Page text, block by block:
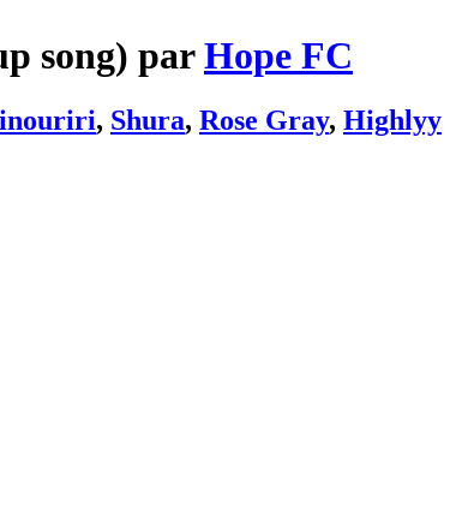
song) parHope FC
, Shura, Rose Gray, Highlyy